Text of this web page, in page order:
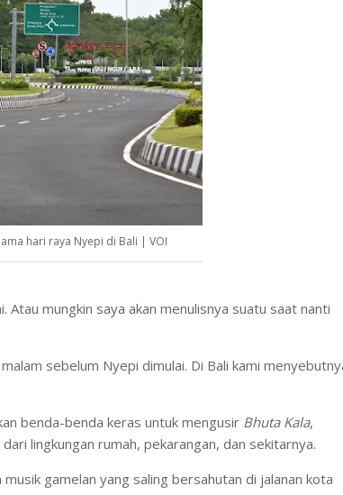
hari raya Nyepi di Bali | VOI
mungkin saya akan menulisnya suatu saat nanti
sebelum Nyepi dimulai. Di Bali kami
benda-benda keras untuk mengusir Bhuta Kala,
lingkungan rumah, pekarangan, dan sekitarnya.
gamelan yang saling bersahutan di jalanan kota